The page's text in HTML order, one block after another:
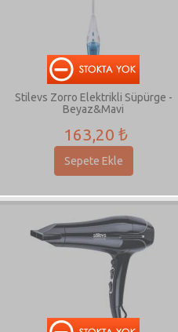
Stilevs Zorro Elektrikli Süpürge -
Beyaz&Mavi
163,20 ₺
Sepete Ekle